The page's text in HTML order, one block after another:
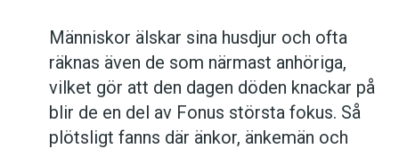
Människor älskar sina husdjur och ofta
räknas även de som närmast anhöriga,
vilket gör att den dagen döden knackar på
blir de en del av Fonus största fokus. Så
plötsligt fanns där änkor, änkemän och